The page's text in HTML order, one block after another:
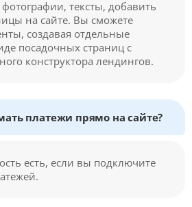
тексты, добавить
на сайте. Вы сможете
создавая отдельные
посадочных страниц с
конструктора лендингов.
платежи прямо на сайте?
есть, если вы подключите